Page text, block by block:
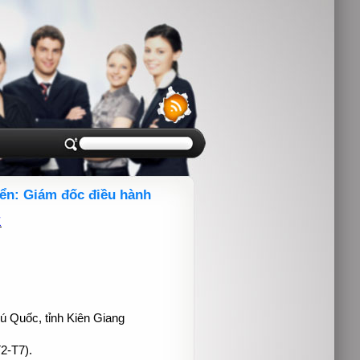
Giám đốc điều hành
Quốc, tỉnh Kiên Giang
T7).